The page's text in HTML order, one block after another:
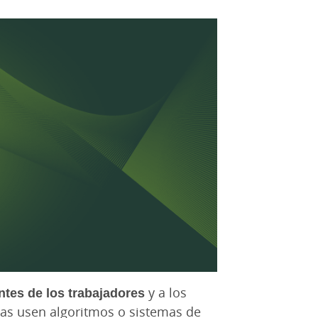
de los trabajadores y a los
usen algoritmos o sistemas de